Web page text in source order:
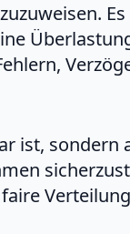
ist, sondern